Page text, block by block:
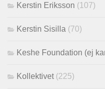
Kerstin Eriksson (107)
Kerstin Sisilla (70)
Keshe Foundation (ej
Kollektivet (225)